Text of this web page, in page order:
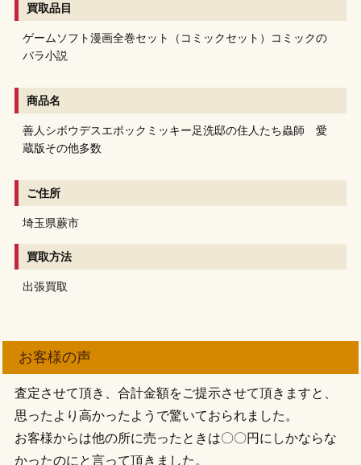
買取品目
ゲームソフト漫画全巻セット（コミックセット）
コミックの
バラ小説
商品名
善人シボウデスエポックミッキー足洗邸の住人たち蟲師 愛
蔵版その他多数
ご住所
埼玉県蕨市
買取方法
出張買取
お客様の声
査定させて頂き、合計金額をご提示させて頂きますと、
思ったより高かったようで驚いておられました。
お客様からは他の所に売ったときは〇〇円にしかならな
かったのにと言って頂きました。